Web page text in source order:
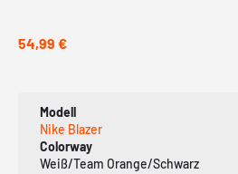
54,99 €
Modell
Nike Blazer
Colorway
Weiß/Team Orange/Schwarz